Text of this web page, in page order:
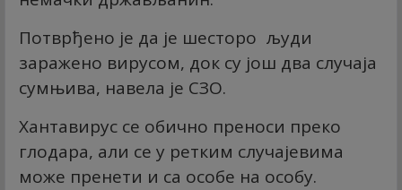
Потврђено је да је шесторо људи
заражено вирусом, док су још два случаја
сумњива, навела је СЗО.
Хантавирус се обично преноси преко
глодара, али се у ретким случајевима
може пренети и са особе на особу.